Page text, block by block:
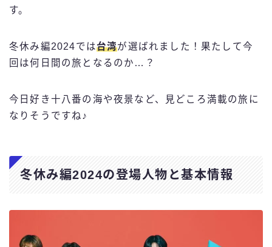
す。
冬休み編2024では台湾が選ばれました！果たして今
回は何日間の旅となるのか…？
今日好き十八番の海や夜景など、見どころ満載の旅に
なりそうですね♪
冬休み編2024の登場人物と基本情報